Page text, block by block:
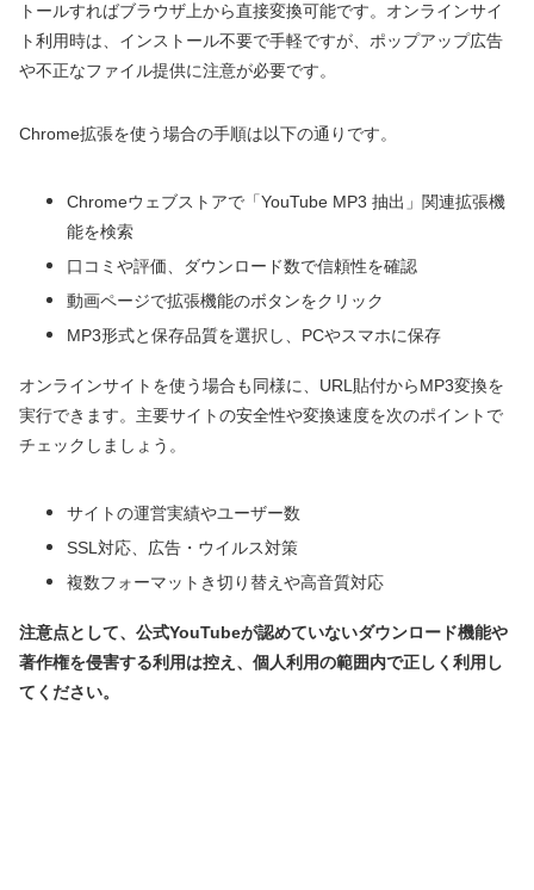
トールすればブラウザ上から直接変換可能です。オンラインサイ
ト利用時は、インストール不要で手軽ですが、ポップアップ広告
や不正なファイル提供に注意が必要です。
Chrome拡張を使う場合の手順は以下の通りです。
Chromeウェブストアで「YouTube MP3 抽出」関連拡張機
能を検索
口コミや評価、ダウンロード数で信頼性を確認
動画ページで拡張機能のボタンをクリック
MP3形式と保存品質を選択し、PCやスマホに保存
オンラインサイトを使う場合も同様に、URL貼付からMP3変換を
実行できます。主要サイトの安全性や変換速度を次のポイントで
チェックしましょう。
サイトの運営実績やユーザー数
SSL対応、広告・ウイルス対策
複数フォーマットき切り替えや高音質対応
注意点として、公式YouTubeが認めていないダウンロード機能や
著作権を侵害する利用は控え、個人利用の範囲内で正しく利用し
てください。